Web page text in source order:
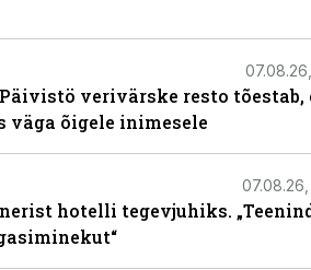
verivärske resto tõestab,
väga õigele inimesele
07.08.26,
hotelli tegevjuhiks.